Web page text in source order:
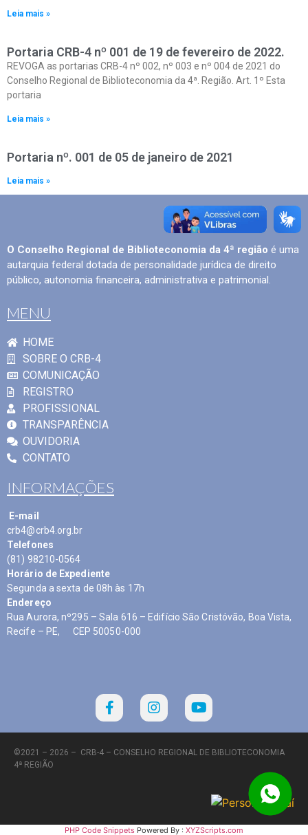
Leia mais »
Portaria CRB-4 nº 001 de 19 de fevereiro de 2022.
REVOGA as portarias CRB-4 nº 002, nº 003 e nº 004 de 2021 do
Conselho Regional de Biblioteconomia da 4ª. Região. Art. 1º Esta
portaria
Leia mais »
Portaria nº. 001 de 05 de janeiro de 2021
Leia mais »
O Conselho Regional de Biblioteconomia da 4ª região é uma
autarquia federal dotada de personalidade jurídica de direito
público, autonomia financeira, administrativa e patrimonial.
MENU
HOME
SOBRE O CRB-4
COMUNICAÇÃO
REGISTRO
PROFISSIONAL
TRANSPARÊNCIA
OUVIDORIA
CONTATO
INFORMAÇÕES
E-mail
crb4@crb4.org.br
Telefones
(81) 98210-0564
Horário de Expediente
Segunda a sexta de 08h às 17h
Endereço
Rua Aurora, nº295 – Sala 616 – Edifício São Cristóvão, Boa Vista,
Recife – PE, CEP 50050-000
©2021 – 2026 – CRB-4 – CONSELHO REGIONAL DE BIBLIOTECONOMIA
4ª REGIÃO
PHP Code Snippets Powered By : XYZScripts.com